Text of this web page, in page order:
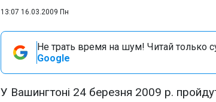
13:07 16.03.2009 Пн
Не трать время на шум! Читай только
Google
У Вашингтоні 24 березня 2009 р.